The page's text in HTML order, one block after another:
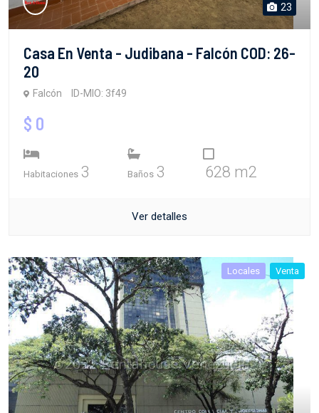
23
Casa En Venta - Judibana - Falcón COD: 26-
20
Falcón ID-MIO: 3f49
$ 0
Habitaciones 3 Baños 3 628 m2
Ver detalles
Locales Venta